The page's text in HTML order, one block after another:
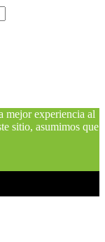
mejor experiencia al
sitio, asumimos que